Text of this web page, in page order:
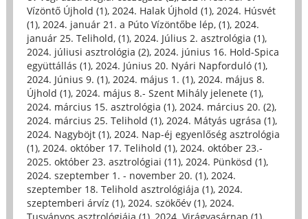
Vízöntő Újhold (1), 2024. Halak Újhold (1), 2024. Húsvét
(1), 2024. január 21. a Púto Vízöntőbe lép, (1), 2024.
január 25. Telihold, (1), 2024. Július 2. asztrológia (1),
2024. júliusi asztrológia (2), 2024. június 16. Hold-Spica
együttállás (1), 2024. Június 20. Nyári Napforduló (1),
2024. Június 9. (1), 2024. május 1. (1), 2024. május 8.
Újhold (1), 2024. május 8.- Szent Mihály jelenete (1),
2024. március 15. asztrológia (1), 2024. március 20. (2),
2024. március 25. Telihold (1), 2024. Mátyás ugrása (1),
2024. Nagyböjt (1), 2024. Nap-éj egyenlőség asztrológia
(1), 2024. október 17. Telihold (1), 2024. október 23.-
2025. október 23. asztrológiai (11), 2024. Pünkösd (1),
2024. szeptember 1. - november 20. (1), 2024.
szeptember 18. Telihold asztrológiája (1), 2024.
szeptemberi árvíz (1), 2024. szökőév (1), 2024.